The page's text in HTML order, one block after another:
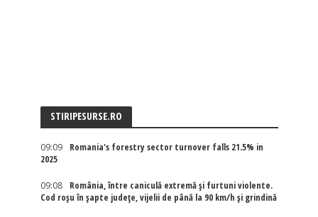
STIRIPESURSE.RO
09:09
Romania's forestry sector turnover falls 21.5% in
2025
09:08
România, între caniculă extremă și furtuni violente.
Cod roșu în șapte județe, vijelii de până la 90 km/h și grindină